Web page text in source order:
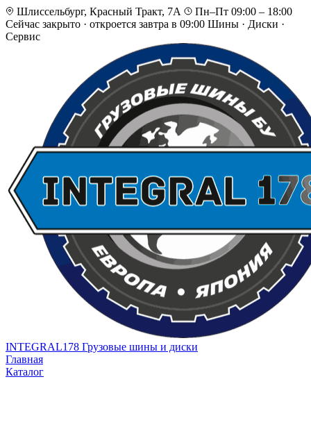
Шлиссельбург, Красный Тракт, 7А
Пн–Пт 09:00 – 18:00
Сейчас закрыто · откроется завтра в 09:00 Шины · Диски ·
Сервис
INTEGRAL178 Грузовые шины и диски
Главная
Каталог